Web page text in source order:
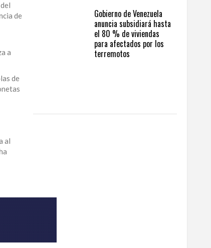
de
a
de
al
Gobierno de Venezuela
anuncia subsidiará hasta
el 80 % de viviendas
para afectados por los
terremotos